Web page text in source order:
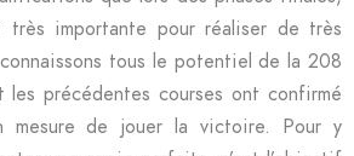
très importante pour réaliser de très
tous le potentiel de la 208
précédentes courses ont confirmé
mesure de jouer la victoire. Pour y